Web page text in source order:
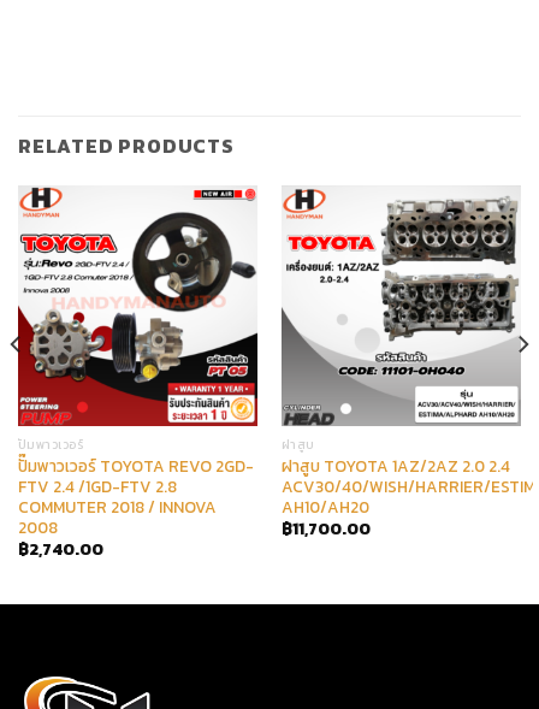
RELATED PRODUCTS
ปั๊มพาวเวอร์
ปั๊มพาวเวอร์ TOYOTA REVO 2GD-
FTV 2.4 /1GD-FTV 2.8
COMMUTER 2018 / INNOVA
2008
฿2,740.00
ฝาสูบ
ฝาสูบ TOYOTA 1AZ/2AZ 2.0 2.4
ACV30/40/WISH/HARRIER/
AH10/AH20
฿11,700.00